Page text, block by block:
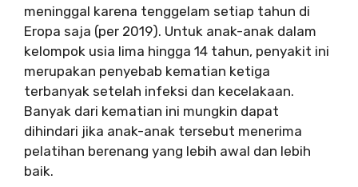
meninggal karena tenggelam setiap tahun di
Eropa saja (per 2019). Untuk anak-anak dalam
kelompok usia lima hingga 14 tahun, penyakit ini
merupakan penyebab kematian ketiga
terbanyak setelah infeksi dan kecelakaan.
Banyak dari kematian ini mungkin dapat
dihindari jika anak-anak tersebut menerima
pelatihan berenang yang lebih awal dan lebih
baik.